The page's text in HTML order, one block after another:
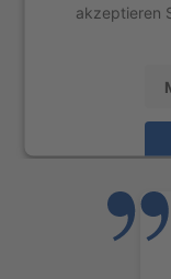
akzeptieren